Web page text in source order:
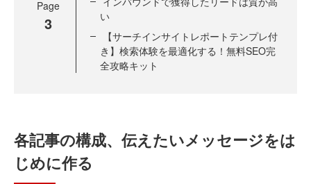
Page
3
い
【サーチインサイトレポートテンプレ付
き】検索体験を最適化する！無料SEO完
全攻略キット
各記事の構成、伝えたいメッセージをは
じめに作る